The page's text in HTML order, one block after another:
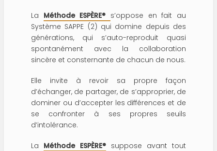
La Méthode ESPÈRE® s’oppose en fait au
Système SAPPE (2) qui domine depuis des
générations, qui s’auto-reproduit quasi
spontanément avec la collaboration
sincère et consternante de chacun de nous.
Elle invite à revoir sa propre façon
d’échanger, de partager, de s’approprier, de
dominer ou d’accepter les différences et de
se confronter à ses propres seuils
d’intolérance.
La Méthode ESPÈRE® suppose avant tout